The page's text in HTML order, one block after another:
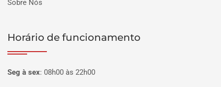
Sobre Nós
Horário de funcionamento
Seg à sex: 08h00 às 22h00